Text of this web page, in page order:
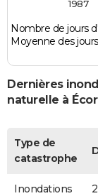
Nombre de jours
Moyenne des
1987
Dernières
naturelle à
Type de
catastrophe
Inondations